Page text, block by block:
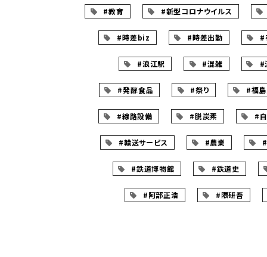
#教育 #新型コロナウイルス
#時差biz #時差出勤 #
#浪江駅 #混雑 #
#発酵食品 #祭り #福
#線路設備 #脱炭素 #
#輸送サービス #農業
#鉄道博物館 #鉄道史
#阿部正浩 #隈研吾